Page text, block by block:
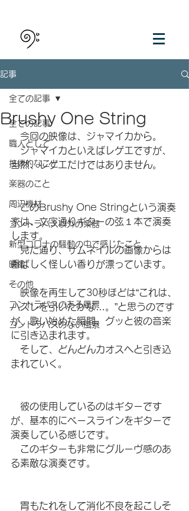
記事
全ての記事
職人として
技術的なこと
楽器のこと
周辺機材
コントラバス以外の楽器
新型コロナの騒動の中で感じたこと
映像
その他
コントラバスのある風景
コントラバスのない風景
全ての記事
Brushy One String
今回の映像は、ジャマイカから。
ジャマイカといえばレゲエですが、
当然、レゲエだけではありません。
このBrushy One Stringという演奏
家は、文字通りギターの弦１本で演奏
します。
見た通り、サムネイルの画像からは
香ばしく怪しい香りが漂っています。
映像を再生して30秒ほどは“これは、
ハズレを引いたかな…。”と思うのです
が、歌い始めた瞬間、グッと彼の音楽
に引き込まれます。
そして、どんどんカオスへと引き込
まれていく。
彼の使用しているのはギターです
が、基本的にベースラインをギターで
演奏している感じです。
このギターも非常にグルーヴ感のあ
る素敵な演奏です。
胃もたれをして消化不良を起こしそ